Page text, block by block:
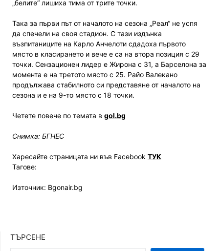
„белите“ лишиха тима от трите точки.
Така за първи път от началото на сезона „Реал“ не успя
да спечели на своя стадион. С тази издънка
възпитаниците на Карло Анчелоти сдадоха първото
място в класирането и вече е са на втора позиция с 29
точки. Сензационен лидер е Жирона с 31, а Барселона за
момента е на третото място с 25. Райо Валекано
продължава стабилното си представяне от началото на
сезона и е на 9-то място с 18 точки.
Четете повече по темата в gol.bg
Снимка: БГНЕС
Харесайте страницата ни във Facebook ТУК
Тагове:
Източник: Bgonair.bg
ТЪРСЕНЕ